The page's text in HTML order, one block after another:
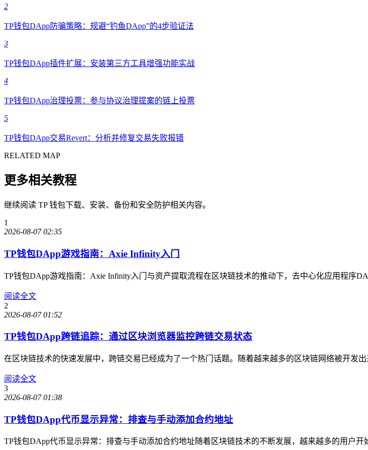
2
TP钱包DApp防骗策略：规避“钓鱼DApp”的4步验证法
3
TP钱包DApp插件扩展：安装第三方工具增强功能实战
4
TP钱包DApp治理投票：参与协议治理提案的链上投票
5
TP钱包DApp交易Revert：分析并修复交易失败报错
RELATED MAP
更多相关教程
继续阅读 TP 钱包下载、安装、备份和安全防护相关内容。
1
2026-08-07 02:35
TP钱包DApp游戏指南：Axie Infinity入门
TP钱包DApp游戏指南：Axie Infinity入门与资产提取流程在区块链技术的推动下，去中心化应用程序
阅读全文
2
2026-08-07 01:52
TP钱包DApp跨链追踪：通过区块浏览器监控跨链交易状态
在区块链技术的快速发展中，跨链交易已经成为了一个热门话题。随着越来越多的区块链网络被开发
阅读全文
3
2026-08-07 01:38
TP钱包DApp代币显示异常：排查与手动添加合约地址
TP钱包DApp代币显示异常：排查与手动添加合约地址随着区块链技术的不断发展，越来越多的用户